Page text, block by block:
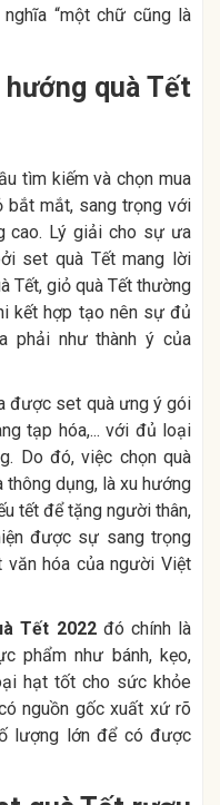
“một chữ cũng là
quà Tết
tìm kiếm và chọn mua
bắt mắt, sang trọng với
cao. Lý giải cho sự ưa
set quà Tết mang lời
Tết, giỏ quà Tết thường
kết hợp tạo nên sự đủ
phải như thành ý của
được set quà ưng ý gói
tạp hóa,... với đủ loại
Do đó, việc chọn quà
dụng, là xu hướng
tết để tặng người thân,
được sự sang trọng
văn hóa của người Việt
Tết 2022đó chính là
phẩm như bánh, kẹo,
hạt tốt cho sức khỏe
nguồn gốc xuất xứ rõ
lượng lớn để có được